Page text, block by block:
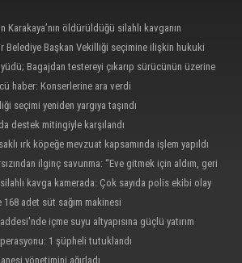
Karakaya’nın öldürüldüğü silahlı kavganın
Belediye Başkan Vekilliği seçimine ilişkin hukuki
Bagajdan testereyi çıkarıp sürücünün üzerine
haber: Konserlerine ara verdi
seçimi yeniden yargıya taşındı
destek mitingiyle karşılandı
ırk köpeğe mevzuat kapsamında işlem yapıldı
ilginç savunma: “Eve gitmek için aldım, geri
kavga kamerada: Çok sayıda polis ekibi olay
adet süt sağım makinesi
içme suyu altyapısına güçlü yatırım
1 şüpheli tutuklandı
yönetimini ağırladı